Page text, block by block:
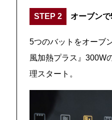
STEP 2 オーブン
5つのバットをオーブ
風加熱プラス』300W
理スタート。